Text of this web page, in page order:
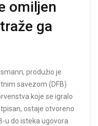
omiljen
ga
produžio je
savezom (DFB)
koje se igralo
ostaje otvoreno
u do isteka ugovora.